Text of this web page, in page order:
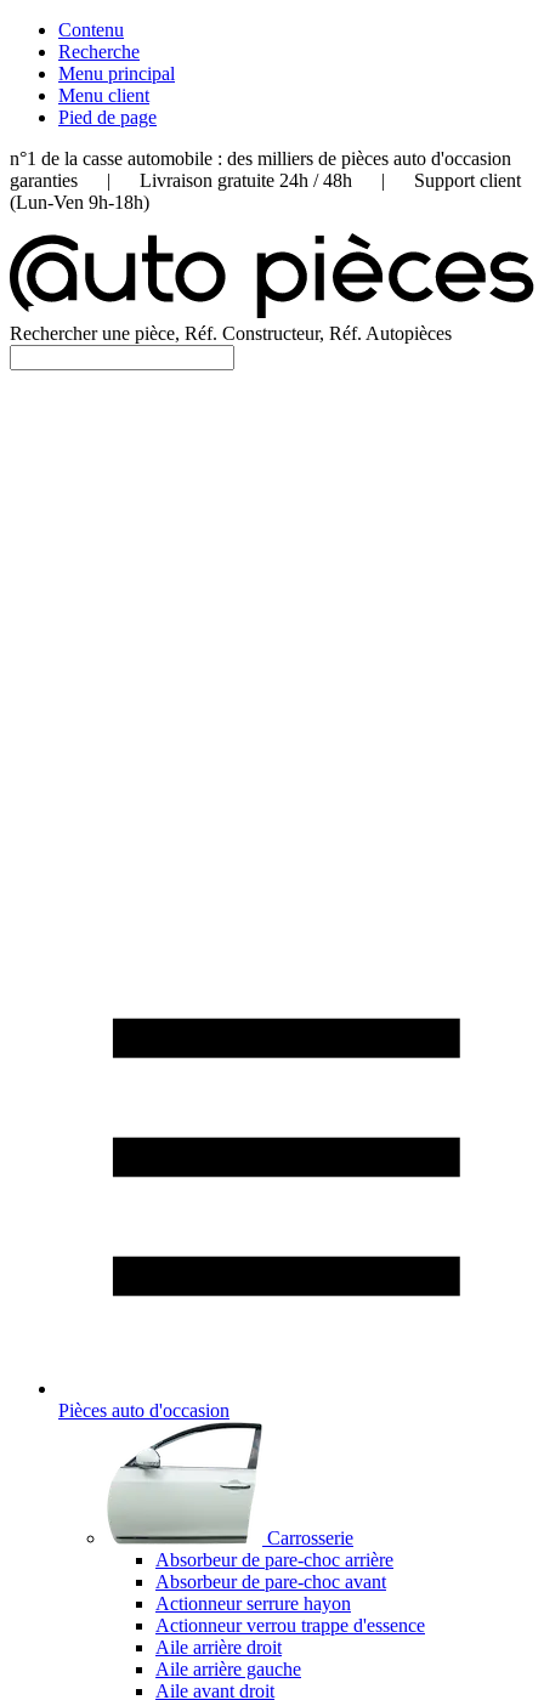
Contenu
Recherche
Menu principal
Menu client
Pied de page
n°1 de la casse automobile : des milliers de pièces auto d'occasion
garanties | Livraison gratuite 24h / 48h | Support client
(Lun-Ven 9h-18h)
Rechercher une pièce, Réf. Constructeur, Réf. Autopièces
Pièces auto d'occasion
Carrosserie
Absorbeur de pare-choc arrière
Absorbeur de pare-choc avant
Actionneur serrure hayon
Actionneur verrou trappe d'essence
Aile arrière droit
Aile arrière gauche
Aile avant droit